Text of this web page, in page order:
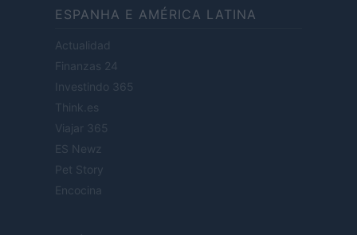
ESPANHA E AMÉRICA LATINA
Actualidad
Finanzas 24
Investindo 365
Think.es
Viajar 365
ES Newz
Pet Story
Encocina